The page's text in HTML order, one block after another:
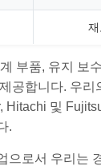
부품, 유지 보
공합니다. 우리
Hitachi 및
.
으로서 우리는